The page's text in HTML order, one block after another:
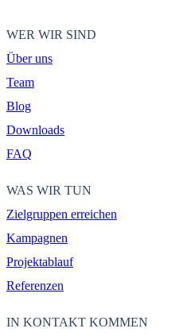
WER WIR SIND
Über uns
Team
Blog
Downloads
FAQ
WAS WIR TUN
Zielgruppen erreichen
Kampagnen
Projektablauf
Referenzen
IN KONTAKT KOMMEN